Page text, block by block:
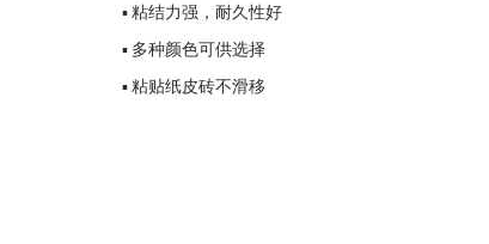
▪ 粘结力强，耐久性好
▪ 多种颜色可供选择
▪ 粘贴纸皮砖不滑移